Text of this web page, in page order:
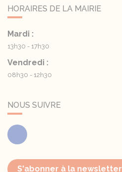
HORAIRES DE LA MAIRIE
Mardi :
13h30 - 17h30
Vendredi :
08h30 - 12h30
NOUS SUIVRE
Facebook
S'abonner à la newsletter